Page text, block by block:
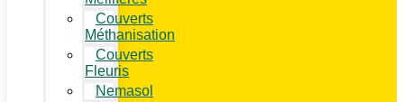
Couverts
Méthanisation
Couverts
Fleuris
Nemasol